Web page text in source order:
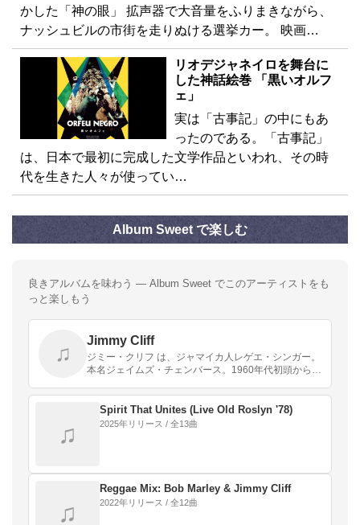
かした「神の眼」 拡声器で大音量をふりまきながら、
ナッシュビルの市街を走りぬける選挙カー。 映画…
リオデジャネイロを舞台に
した神話絵巻 「黒いオルフ
ェ」
実は「古事記」の中にもあ
ったのである。「古事記」
は、日本で最初に完成した文学作品といわれ、その時
代を生きた人々が使ってい…
Album Sweet で楽しむ
良きアルバムを味わう — Album Sweet でこのアーティストをも
っと楽しもう
♫
Jimmy Cliff
ジミー・クリフ は、ジャマイカ人レゲエ・シンガー。
本名ジェイムズ・チェンバース。1960年代初頭から音
♫
Spirit That Unites (Live Old Roslyn '78)
2025年リリース / 全13曲
♫
Reggae Mix: Bob Marley & Jimmy Cliff
2022年リリース / 全12曲